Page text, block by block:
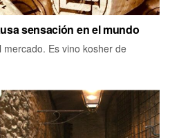
sensación en el mundo
Es vino kosher de